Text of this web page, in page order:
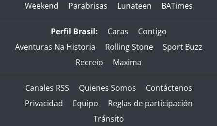
Weekend
Parabrisas Lunateen BATimes
Perfil Brasil: Caras
Contigo
Aventuras Na Historia
Rolling Stone
Sport Buzz
Recreio
Maxima
Canales RSS Quienes Somos
Contáctenos
Privacidad
Equipo
Reglas de participación
Tránsito